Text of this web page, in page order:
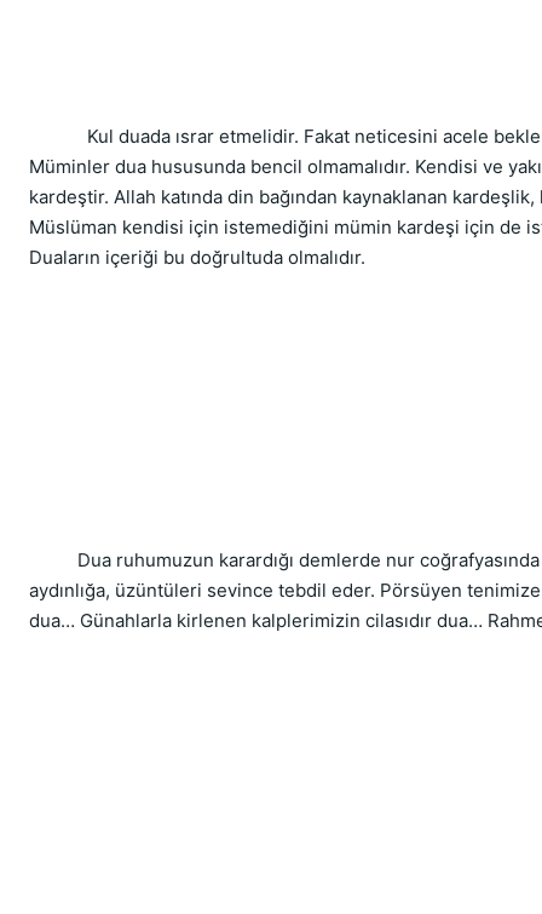
Kul duada ısrar etmelidir. Fakat neticesini acele
Müminler dua hususunda bencil olmamalıdır. Kendisi ve
kardeştir. Allah katında din bağından kaynaklanan
Müslüman kendisi için istemediğini mümin kardeşi için de
Duaların içeriği bu doğrultuda olmalıdır.
Dua ruhumuzun karardığı demlerde nur coğrafyasında
aydınlığa, üzüntüleri sevince tebdil eder. Pörsüyen
dua… Günahlarla kirlenen kalplerimizin cilasıdır dua…